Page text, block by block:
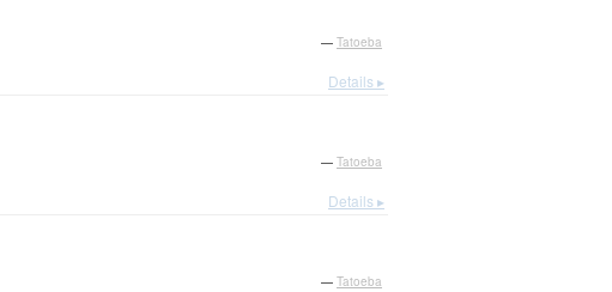
— Tatoeba
Details ▸
— Tatoeba
Details ▸
— Tatoeba